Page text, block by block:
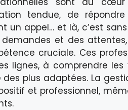
tendue, de
un appel… et là, c’est
et des
cruciale. Ces
lignes, à comprendre
des plus adaptées. La
et professionnel,